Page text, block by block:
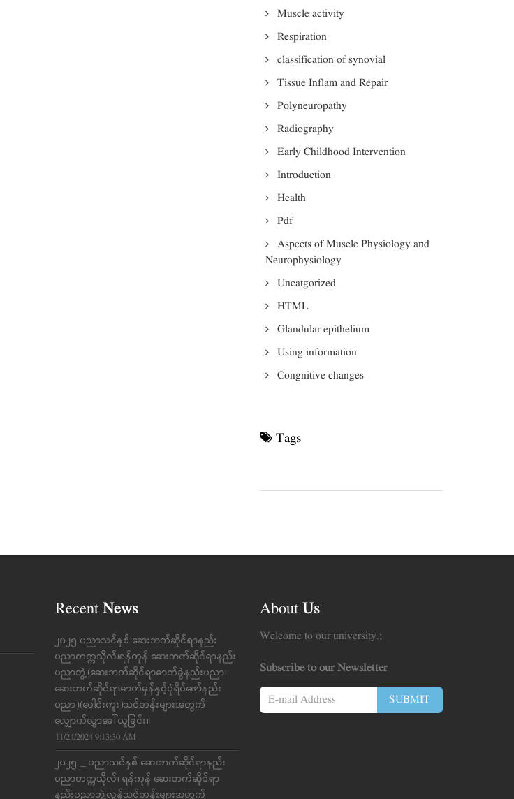
Muscle activity
Respiration
classification of synovial
Tissue Inflam and Repair
Polyneuropathy
Radiography
Early Childhood Intervention
Introduction
Health
Pdf
Aspects of Muscle Physiology and
Neurophysiology
Uncatgorized
HTML
Glandular epithelium
Using information
Congnitive changes
Tags
Recent News
၂၀၂၅ ပညာသင်နှစ် ဆေးဘက်ဆိုင်ရာနည်း
ပညာတက္ကသိုလ်၊ရန်ကုန် ဆေးဘက်ဆိုင်ရာနည်း
ပညာဘွဲ့(ဆေးဘက်ဆိုင်ရာဓာတ်ခွဲနည်းပညာ၊
ဆေးဘက်ဆိုင်ရာဓာတ်မှန်နှင့်ပုံရိပ်ဖော်နည်း
ပညာ)(ပေါင်းကူး)သင်တန်းများအတွက်
လျှောက်လွှာခေါ်ယူခြင်း။
11/24/2024 9:13:30 AM
၂၀၂၅ _ ပညာသင်နှစ် ဆေးဘက်ဆိုင်ရာနည်း
ပညာတက္ကသိုလ်၊ ရန်ကုန် ဆေးဘက်ဆိုင်ရာ
နည်းပညာဘွဲ့လွန်သင်တန်းများအတွက်
About Us
Welcome to our university.;
Subscribe to our Newsletter
SUBMIT